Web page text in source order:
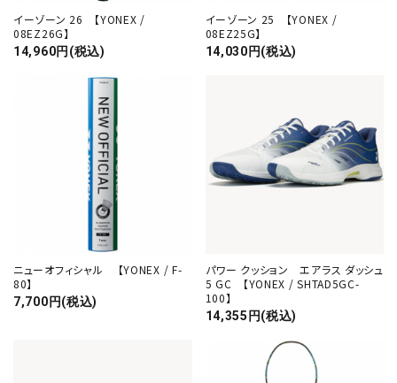
イーゾーン 26 【YONEX /
08EZ26G】
14,960円(税込)
イーゾーン 25 【YONEX /
08EZ25G】
14,030円(税込)
ニューオフィシャル 【YONEX / F-
80】
7,700円(税込)
パワー クッション エアラス ダッシュ
5 GC 【YONEX / SHTAD5GC-
100】
14,355円(税込)